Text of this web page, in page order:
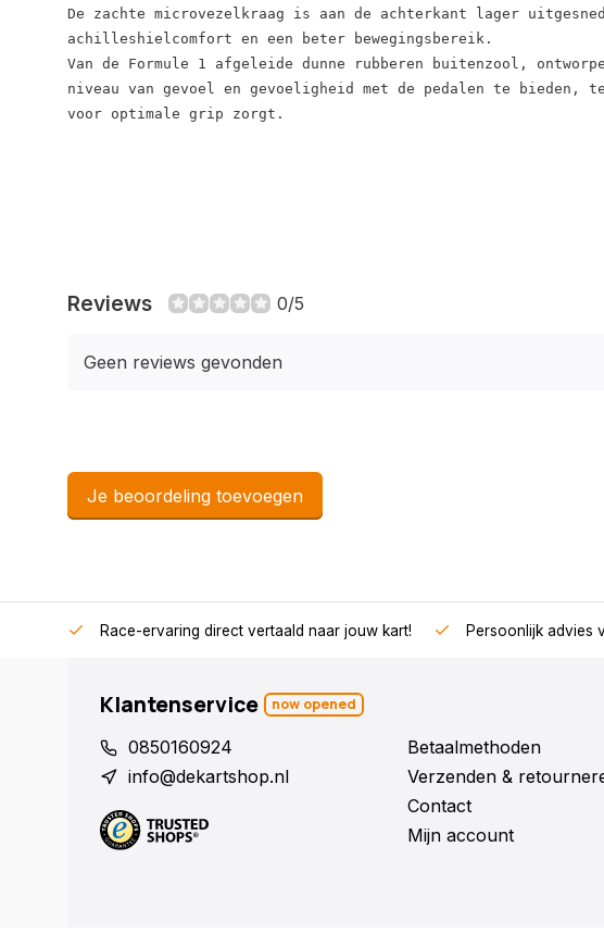
De zachte microvezelkraag is aan de achterkant lager
achilleshielcomfort en een beter bewegingsbereik.
Van de Formule 1 afgeleide dunne rubberen buitenzool,
niveau van gevoel en gevoeligheid met de pedalen te
voor optimale grip zorgt.
Reviews 0/5
Geen reviews gevonden
Je beoordeling toevoegen
Race-ervaring direct vertaald naar jouw kart! Persoonlijk advies
Klantenservice now opened
0850160924
info@dekartshop.nl
Betaalmethoden
Verzenden &
Contact
Mijn account